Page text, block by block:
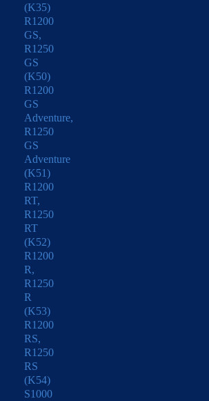
(K35)
R1200
GS,
R1250
GS
(K50)
R1200
GS
Adventure,
R1250
GS
Adventure
(K51)
R1200
RT,
R1250
RT
(K52)
R1200
R,
R1250
R
(K53)
R1200
RS,
R1250
RS
(K54)
S1000